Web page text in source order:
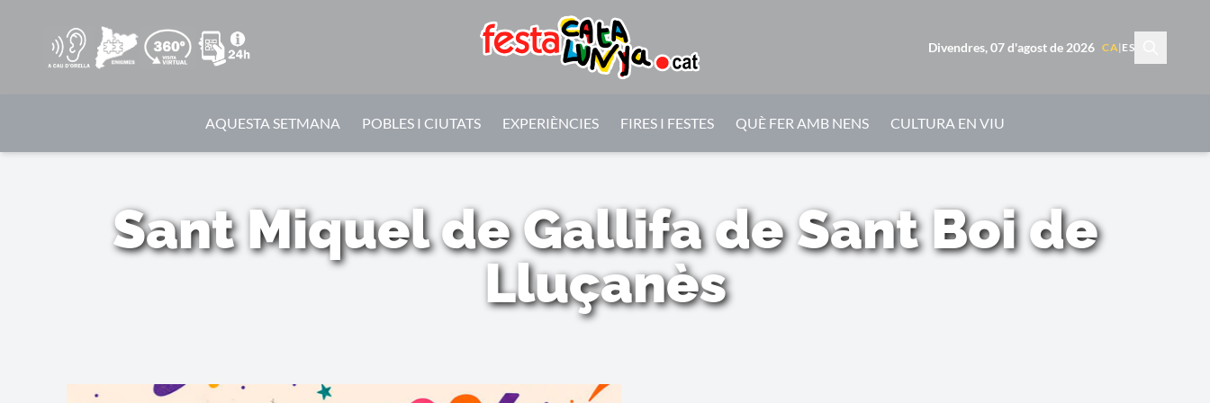
Divendres, 07 d'agost de 2026 CA| ES
AQUESTA SETMANA POBLES I CIUTATS EXPERIÈNCIES FIRES I FESTES QUÈ FER AMB NENS CULTURA EN VIU
Sant Miquel de Gallifa de Sant Boi de
Lluçanès